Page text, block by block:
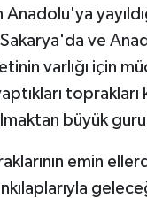
Anadolu'ya
ve
varlığı için
toprakları
büyük
emin